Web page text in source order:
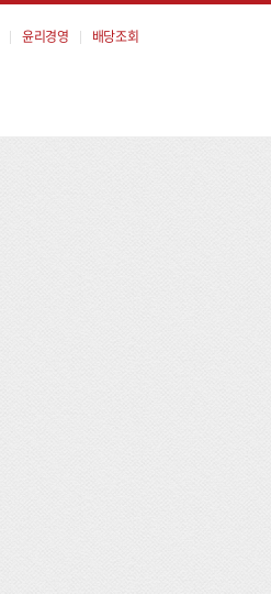
윤리경영 배당조회